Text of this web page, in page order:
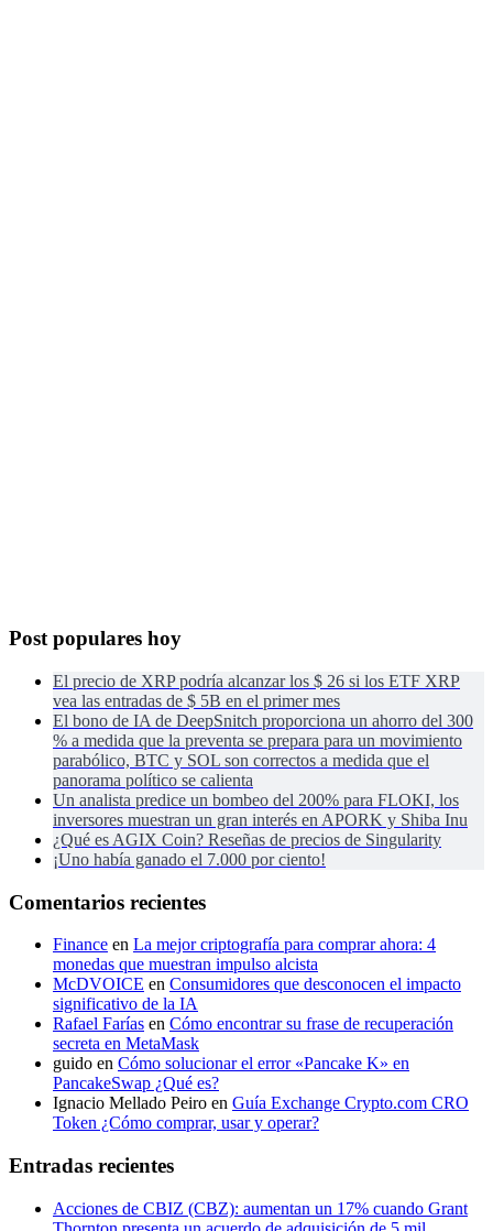
Post populares hoy
El precio de XRP podría alcanzar los $ 26 si los ETF XRP
vea las entradas de $ 5B en el primer mes
El bono de IA de DeepSnitch proporciona un ahorro del 300
% a medida que la preventa se prepara para un movimiento
parabólico, BTC y SOL son correctos a medida que el
panorama político se calienta
Un analista predice un bombeo del 200% para FLOKI, los
inversores muestran un gran interés en APORK y Shiba Inu
¿Qué es AGIX Coin? Reseñas de precios de Singularity
¡Uno había ganado el 7.000 por ciento!
Comentarios recientes
Finance en La mejor criptografía para comprar ahora: 4
monedas que muestran impulso alcista
McDVOICE en Consumidores que desconocen el impacto
significativo de la IA
Rafael Farías en Cómo encontrar su frase de recuperación
secreta en MetaMask
guido en Cómo solucionar el error «Pancake K» en
PancakeSwap ¿Qué es?
Ignacio Mellado Peiro en Guía Exchange Crypto.com CRO
Token ¿Cómo comprar, usar y operar?
Entradas recientes
Acciones de CBIZ (CBZ): aumentan un 17% cuando Grant